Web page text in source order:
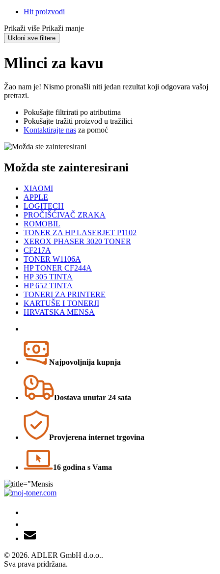
Hit proizvodi
Prikaži više Prikaži manje
Ukloni sve filtere
Mlinci za kavu
Žao nam je! Nismo pronašli niti jedan rezultat koji odgovara vašoj
pretrazi.
Pokušajte filtrirati po atributima
Pokušajte tražiti proizvod u tražilici
Kontaktirajte nas za pomoć
Možda ste zainteresirani
XIAOMI
APPLE
LOGITECH
PROČIŠĆIVAČ ZRAKA
ROMOBIL
TONER ZA HP LASERJET P1102
XEROX PHASER 3020 TONER
CF217A
TONER W1106A
HP TONER CF244A
HP 305 TINTA
HP 652 TINTA
TONERI ZA PRINTERE
KARTUŠE I TONERJI
HRVATSKA MENSA
Najpovoljnija kupnja
Dostava unutar 24 sata
Provjerena internet trgovina
16 godina s Vama
© 2026. ADLER GmbH d.o.o..
Sva prava pridržana.